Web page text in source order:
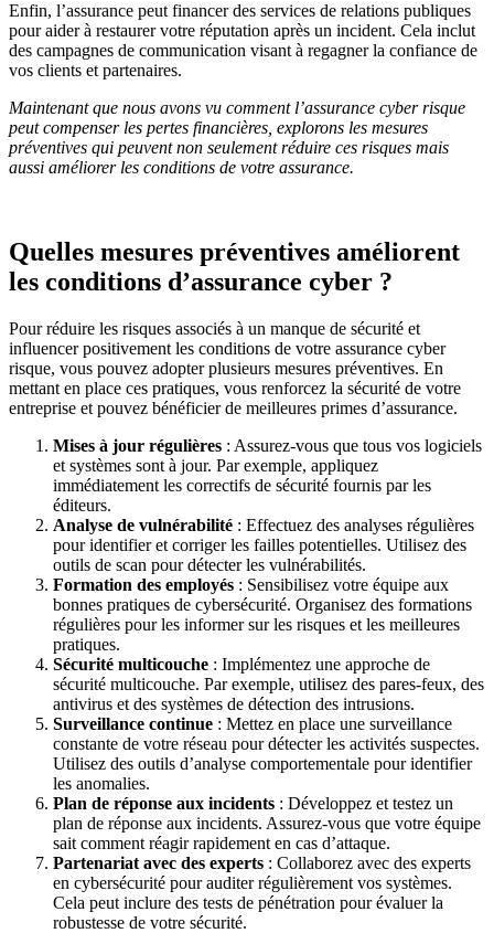
Enfin, l’assurance peut financer des services de relations publiques
pour aider à restaurer votre réputation après un incident. Cela inclut
des campagnes de communication visant à regagner la confiance de
vos clients et partenaires.
Maintenant que nous avons vu comment l’assurance cyber risque
peut compenser les pertes financières, explorons les mesures
préventives qui peuvent non seulement réduire ces risques mais
aussi améliorer les conditions de votre assurance.
Quelles mesures préventives améliorent
les conditions d’assurance cyber ?
Pour réduire les risques associés à un manque de sécurité et
influencer positivement les conditions de votre assurance cyber
risque, vous pouvez adopter plusieurs mesures préventives. En
mettant en place ces pratiques, vous renforcez la sécurité de votre
entreprise et pouvez bénéficier de meilleures primes d’assurance.
Mises à jour régulières : Assurez-vous que tous vos logiciels
et systèmes sont à jour. Par exemple, appliquez
immédiatement les correctifs de sécurité fournis par les
éditeurs.
Analyse de vulnérabilité : Effectuez des analyses régulières
pour identifier et corriger les failles potentielles. Utilisez des
outils de scan pour détecter les vulnérabilités.
Formation des employés : Sensibilisez votre équipe aux
bonnes pratiques de cybersécurité. Organisez des formations
régulières pour les informer sur les risques et les meilleures
pratiques.
Sécurité multicouche : Implémentez une approche de
sécurité multicouche. Par exemple, utilisez des pares-feux, des
antivirus et des systèmes de détection des intrusions.
Surveillance continue : Mettez en place une surveillance
constante de votre réseau pour détecter les activités suspectes.
Utilisez des outils d’analyse comportementale pour identifier
les anomalies.
Plan de réponse aux incidents : Développez et testez un
plan de réponse aux incidents. Assurez-vous que votre équipe
sait comment réagir rapidement en cas d’attaque.
Partenariat avec des experts : Collaborez avec des experts
en cybersécurité pour auditer régulièrement vos systèmes.
Cela peut inclure des tests de pénétration pour évaluer la
robustesse de votre sécurité.